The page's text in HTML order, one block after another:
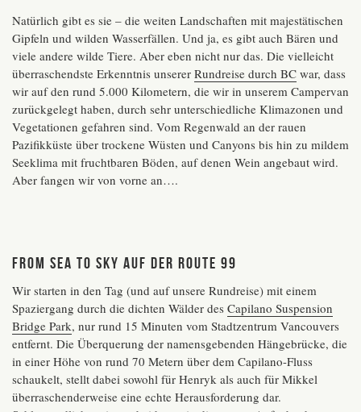
Natürlich gibt es sie – die weiten Landschaften mit majestätischen
Gipfeln und wilden Wasserfällen. Und ja, es gibt auch Bären und
viele andere wilde Tiere. Aber eben nicht nur das. Die vielleicht
überraschendste Erkenntnis unserer Rundreise durch BC war, dass
wir auf den rund 5.000 Kilometern, die wir in unserem Campervan
zurückgelegt haben, durch sehr unterschiedliche Klimazonen und
Vegetationen gefahren sind. Vom Regenwald an der rauen
Pazifikküste über trockene Wüsten und Canyons bis hin zu mildem
Seeklima mit fruchtbaren Böden, auf denen Wein angebaut wird.
Aber fangen wir von vorne an….
From Sea to Sky auf der Route 99
Wir starten in den Tag (und auf unsere Rundreise) mit einem
Spaziergang durch die dichten Wälder des Capilano Suspension
Bridge Park, nur rund 15 Minuten vom Stadtzentrum Vancouvers
entfernt. Die Überquerung der namensgebenden Hängebrücke, die
in einer Höhe von rund 70 Metern über dem Capilano-Fluss
schaukelt, stellt dabei sowohl für Henryk als auch für Mikkel
überraschenderweise eine echte Herausforderung dar.